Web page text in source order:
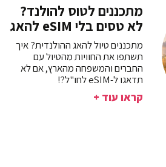
מתכננים לטוס להולנד?
לא טסים בלי eSIM להאג
מתכננים טיול להאג ההולנדית? איך
תשתפו את החוויות מהטיול עם
החברים והמשפחה מהארץ, אם לא
תדאגו ל-eSIM לחו"ל?!
קראו עוד +